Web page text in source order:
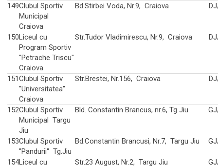
149Clubul Sportiv
Municipal
Craiova
Bd.Stirbei Voda, Nr.9, Craiova
150Liceul cu
Program Sportiv
"Petrache Triscu"
Craiova
Str.Tudor Vladimirescu, Nr.9, Craiova
151Clubul Sportiv
"Universitatea"
Craiova
Str.Brestei, Nr.156, Craiova
152Clubul Sportiv
Municipal Targu
Jiu
Bld. Constantin Brancus, nr.6, Tg Jiu
153Clubul Sportiv
"Pandurii" Tg.Jiu
Bd.Constantin Brancusi, Nr.7, Targu Jiu
154Liceul cu
Str.23 August, Nr.2, Targu Jiu